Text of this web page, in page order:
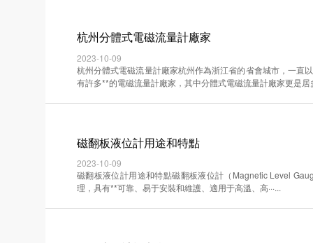
杭州分體式電磁流量計廠家
2023-10-09
杭州分體式電磁流量計廠家杭州作為浙江省的省會城市，一直
有許多**的電磁流量計廠家，其中分體式電磁流量計廠家更是居多
磁翻板液位計用途和特點
2023-10-09
磁翻板液位計用途和特點磁翻板液位計（Magnetic Level
理，具有**可靠、易于安裝和維護、適用于高溫、高···...